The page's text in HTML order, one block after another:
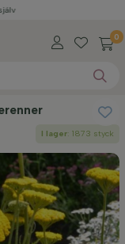
0
I lager: 1873 styck